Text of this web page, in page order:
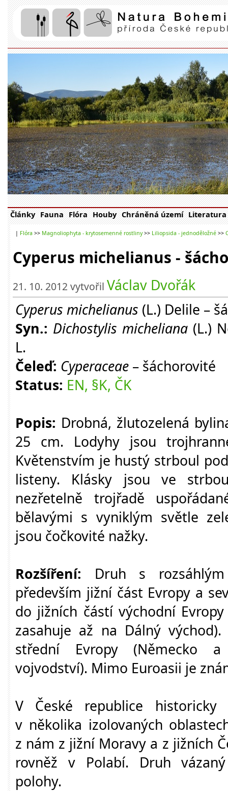
Články Fauna Flóra Houby Chráněná území Literatura
| Flóra >> Magnoliophyta - krytosemenné rostliny>> Liliopsida - jednoděložné >>
Cyperus michelianus -
21. 10. 2012 vytvořil Václav Dvořák
Cyperus michelianus (L.) Delile –
Syn.: Dichostylis micheliana (L.)
L.
Čeleď: Cyperaceae – šáchorovité
Status: EN, §K, ČK
Popis: Drobná, žlutozelená
25 cm. Lodyhy jsou
Květenstvím je hustý strboul
listeny. Klásky jsou ve
nezřetelně trojřadě
bělavými s vyniklým světle
jsou čočkovité nažky.
Rozšíření: Druh s
především jižní část Evropy a
do jižních částí východní
zasahuje až na Dálný
střední Evropy (Německo a
vojvodství). Mimo Euroasii je
V České republice
v několika izolovaných
z nám z jižní Moravy a z jižních
rovněž v Polabí. Druh
polohy.